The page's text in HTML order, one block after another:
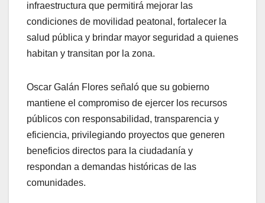
infraestructura que permitirá mejorar las
condiciones de movilidad peatonal, fortalecer la
salud pública y brindar mayor seguridad a quienes
habitan y transitan por la zona.
Oscar Galán Flores señaló que su gobierno
mantiene el compromiso de ejercer los recursos
públicos con responsabilidad, transparencia y
eficiencia, privilegiando proyectos que generen
beneficios directos para la ciudadanía y
respondan a demandas históricas de las
comunidades.